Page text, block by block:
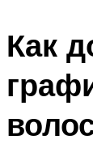
Как